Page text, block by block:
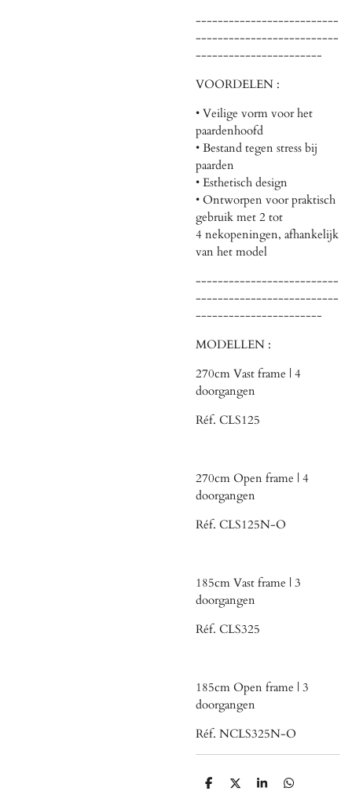
--------------------------
--------------------------
-----------------------
VOORDELEN :
• Veilige vorm voor het
paardenhoofd
• Bestand tegen stress bij
paarden
• Esthetisch design
• Ontworpen voor praktisch
gebruik met 2 tot
4 nekopeningen, afhankelijk
van het model
--------------------------
--------------------------
-----------------------
MODELLEN :
270cm Vast frame | 4
doorgangen
Réf. CLS125
270cm Open frame | 4
doorgangen
Réf. CLS125N-O
185cm Vast frame | 3
doorgangen
Réf. CLS325
185cm Open frame | 3
doorgangen
Réf. NCLS325N-O
D
D
S
D